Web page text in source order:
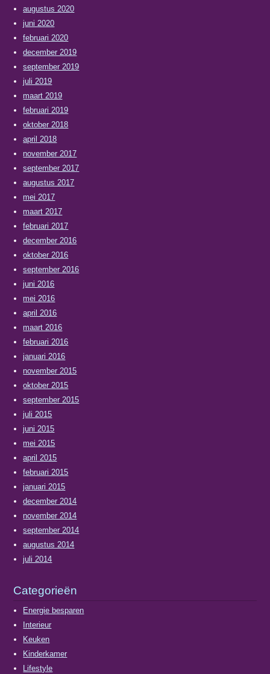
augustus 2020
juni 2020
februari 2020
december 2019
september 2019
juli 2019
maart 2019
februari 2019
oktober 2018
april 2018
november 2017
september 2017
augustus 2017
mei 2017
maart 2017
februari 2017
december 2016
oktober 2016
september 2016
juni 2016
mei 2016
april 2016
maart 2016
februari 2016
januari 2016
november 2015
oktober 2015
september 2015
juli 2015
juni 2015
mei 2015
april 2015
februari 2015
januari 2015
december 2014
november 2014
september 2014
augustus 2014
juli 2014
Categorieën
Energie besparen
Interieur
Keuken
Kinderkamer
Lifestyle